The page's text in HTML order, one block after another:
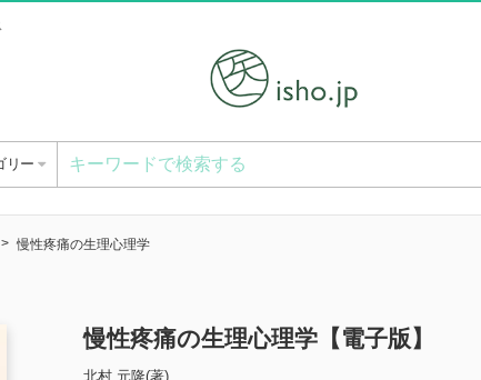
リー
慢性疼痛の生理心理学
慢性疼痛の生理心理学【電子版】
北村 元隆(著)